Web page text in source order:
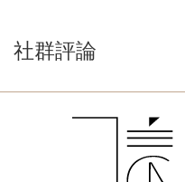
社群評論